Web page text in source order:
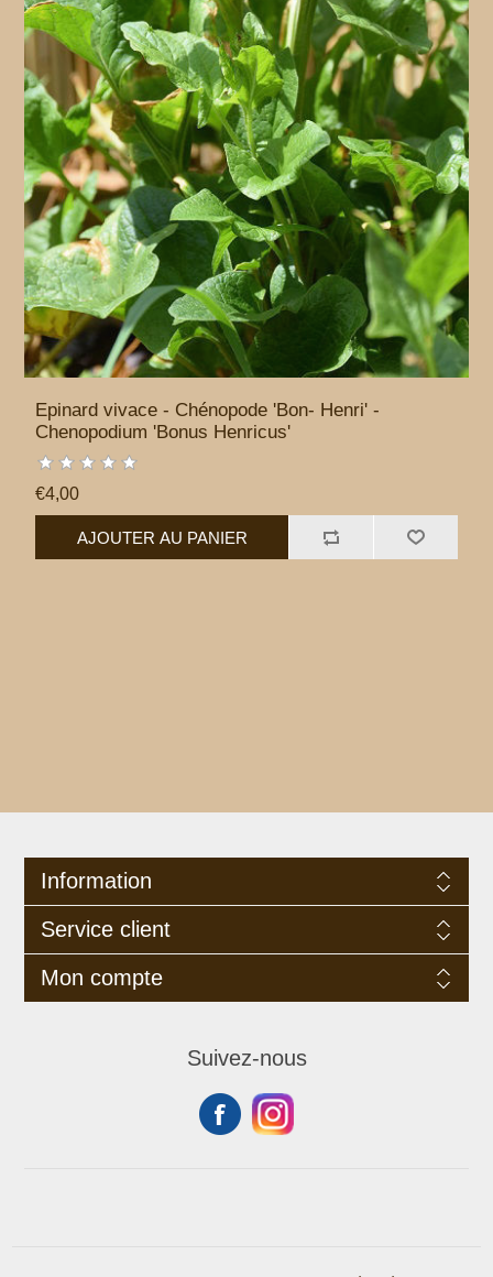
Epinard vivace - Chénopode 'Bon- Henri' -
Chenopodium 'Bonus Henricus'
€4,00
Information
Service client
Mon compte
Suivez-nous